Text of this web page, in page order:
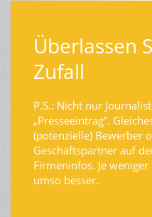
Überlassen
Zufall
P.S.: Nicht nur
„Presseeintrag“.
(potenzielle) Bewerber
Geschäftspartner auf
Firmeninfos. Je
umso besser.